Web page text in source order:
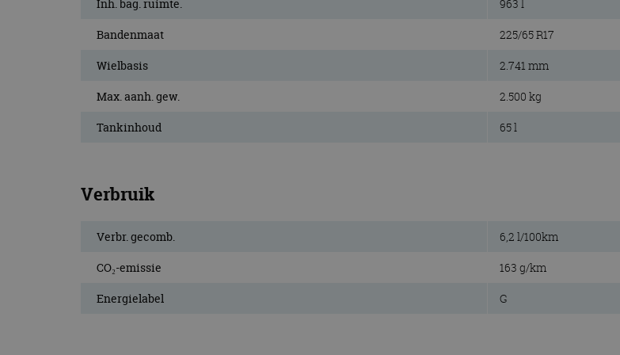
Inh. bag. ruimte. 963 l
Bandenmaat 225/65 R17
Wielbasis 2.741 mm
Max. aanh. gew. 2.500 kg
Tankinhoud 65 l
Verbruik
Verbr. gecomb. 6,2 l/100km
CO₂-emissie 163 g/km
Energielabel G